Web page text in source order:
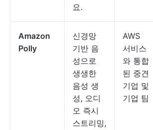
요.
Amazon
Polly
신경망
기반 음
성으로
생생한
음성 생
성, 오디
오 즉시
스트리밍,
AWS
서비스
와 통합
된 중견
기업 및
기업 팀